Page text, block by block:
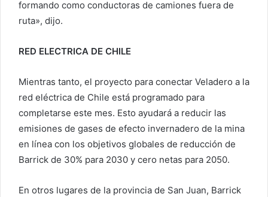
formando como conductoras de camiones fuera de
ruta», dijo.
RED ELECTRICA DE CHILE
Mientras tanto, el proyecto para conectar Veladero a la
red eléctrica de Chile está programado para
completarse este mes. Esto ayudará a reducir las
emisiones de gases de efecto invernadero de la mina
en línea con los objetivos globales de reducción de
Barrick de 30% para 2030 y cero netas para 2050.
En otros lugares de la provincia de San Juan, Barrick